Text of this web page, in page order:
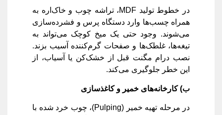
در خطوط تولید MDF، تراشه چوب و خاک‌اره به
همراه چسب‌ها وارد دستگاه پرس و فشرده‌سازی
می‌شوند. وجود حتی یک میخ کوچک می‌تواند به
تیغه‌ها، غلطک‌ها و صفحات گرم‌کننده آسیب بزند.
نصب درام مگنت قبل از خشک‌کن یا آسیاب، از
این خطر جلوگیری می‌کند.
ب) کارخانه‌های خمیر و کاغذسازی
در مرحله تهیه خمیر (Pulping)، چوب خرد شده با